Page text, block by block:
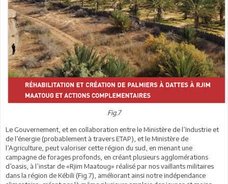
Fig.7
Le Gouvernement, et en collaboration entre le Ministère de l’Industrie et
de l’énergie (probablement à travers ETAP), et le Ministère de
l’Agriculture, peut valoriser cette région du sud, en menant une
campagne de forages profonds, en créant plusieurs agglomérations
d’oasis, à l’instar de «Rjim Maatoug» réalisé par nos vaillants militaires
dans la région de Kébili (Fig.7), améliorant ainsi notre indépendance